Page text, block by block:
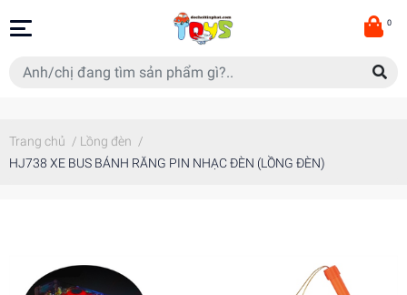
0
Trang chủ / Lồng đèn /
HJ738 XE BUS BÁNH RĂNG PIN NHẠC ĐÈN (LỒNG ĐÈN)